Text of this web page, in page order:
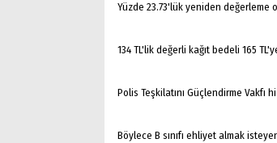
Yüzde 23.73'lük yeniden değerleme
134 TL'lik değerli kağıt bedeli 165
Polis Teşkilatını Güçlendirme Vakfı
Böylece B sınıfı ehliyet almak